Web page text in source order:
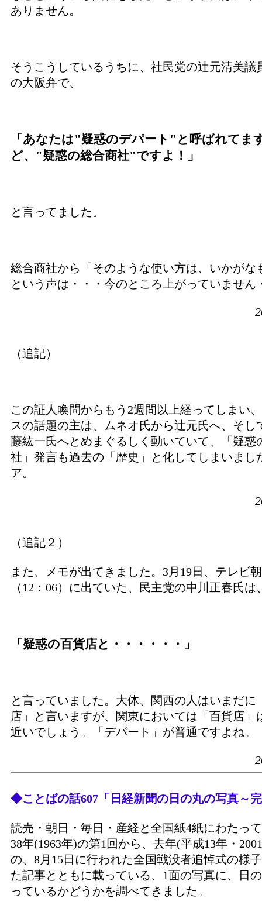
ありません。
そうこうしているうちに、社民党の辻元清美議
の大阪弁で、
「あなたは"疑惑のデパート"と呼ばれてま
ど、"疑惑の総合商社"ですよ！」
と言ってました。
総合商社から「そのような使い方は、いかがな
という声は・・・今のところ上がっていません
（追記）
この証人喚問からもう2週間以上経ってしまい
スの話題の主は、ムネオ氏から辻元氏へ、そし
藤紘一氏へとめまぐるしく動いていて、「疑惑
社」発言も過去の「歴史」と化してしまいまし
ア。
（追記２）
また、メモが出てきました。3月19日、テレビ
（12：06）に出ていた、民主党の中川正春氏は
「疑惑の百貨店と・・・・・・」
と言っていました。大体、関西の人はいまだに
店」と言いますが、関東においては「百貨店」
近いでしょう。「デパート」が普通ですよね。
◆ことばの話607「日経新聞の日の丸の写真～
読売・朝日・毎日・産経と全国紙4紙にわたっ
38年(1963年)の第1回から、去年(平成13年・
の、8月15日に行われた全国戦没者追悼式の様
た記事とともに載っている、1面の写真に、日
っているかどうかを調べてきました。